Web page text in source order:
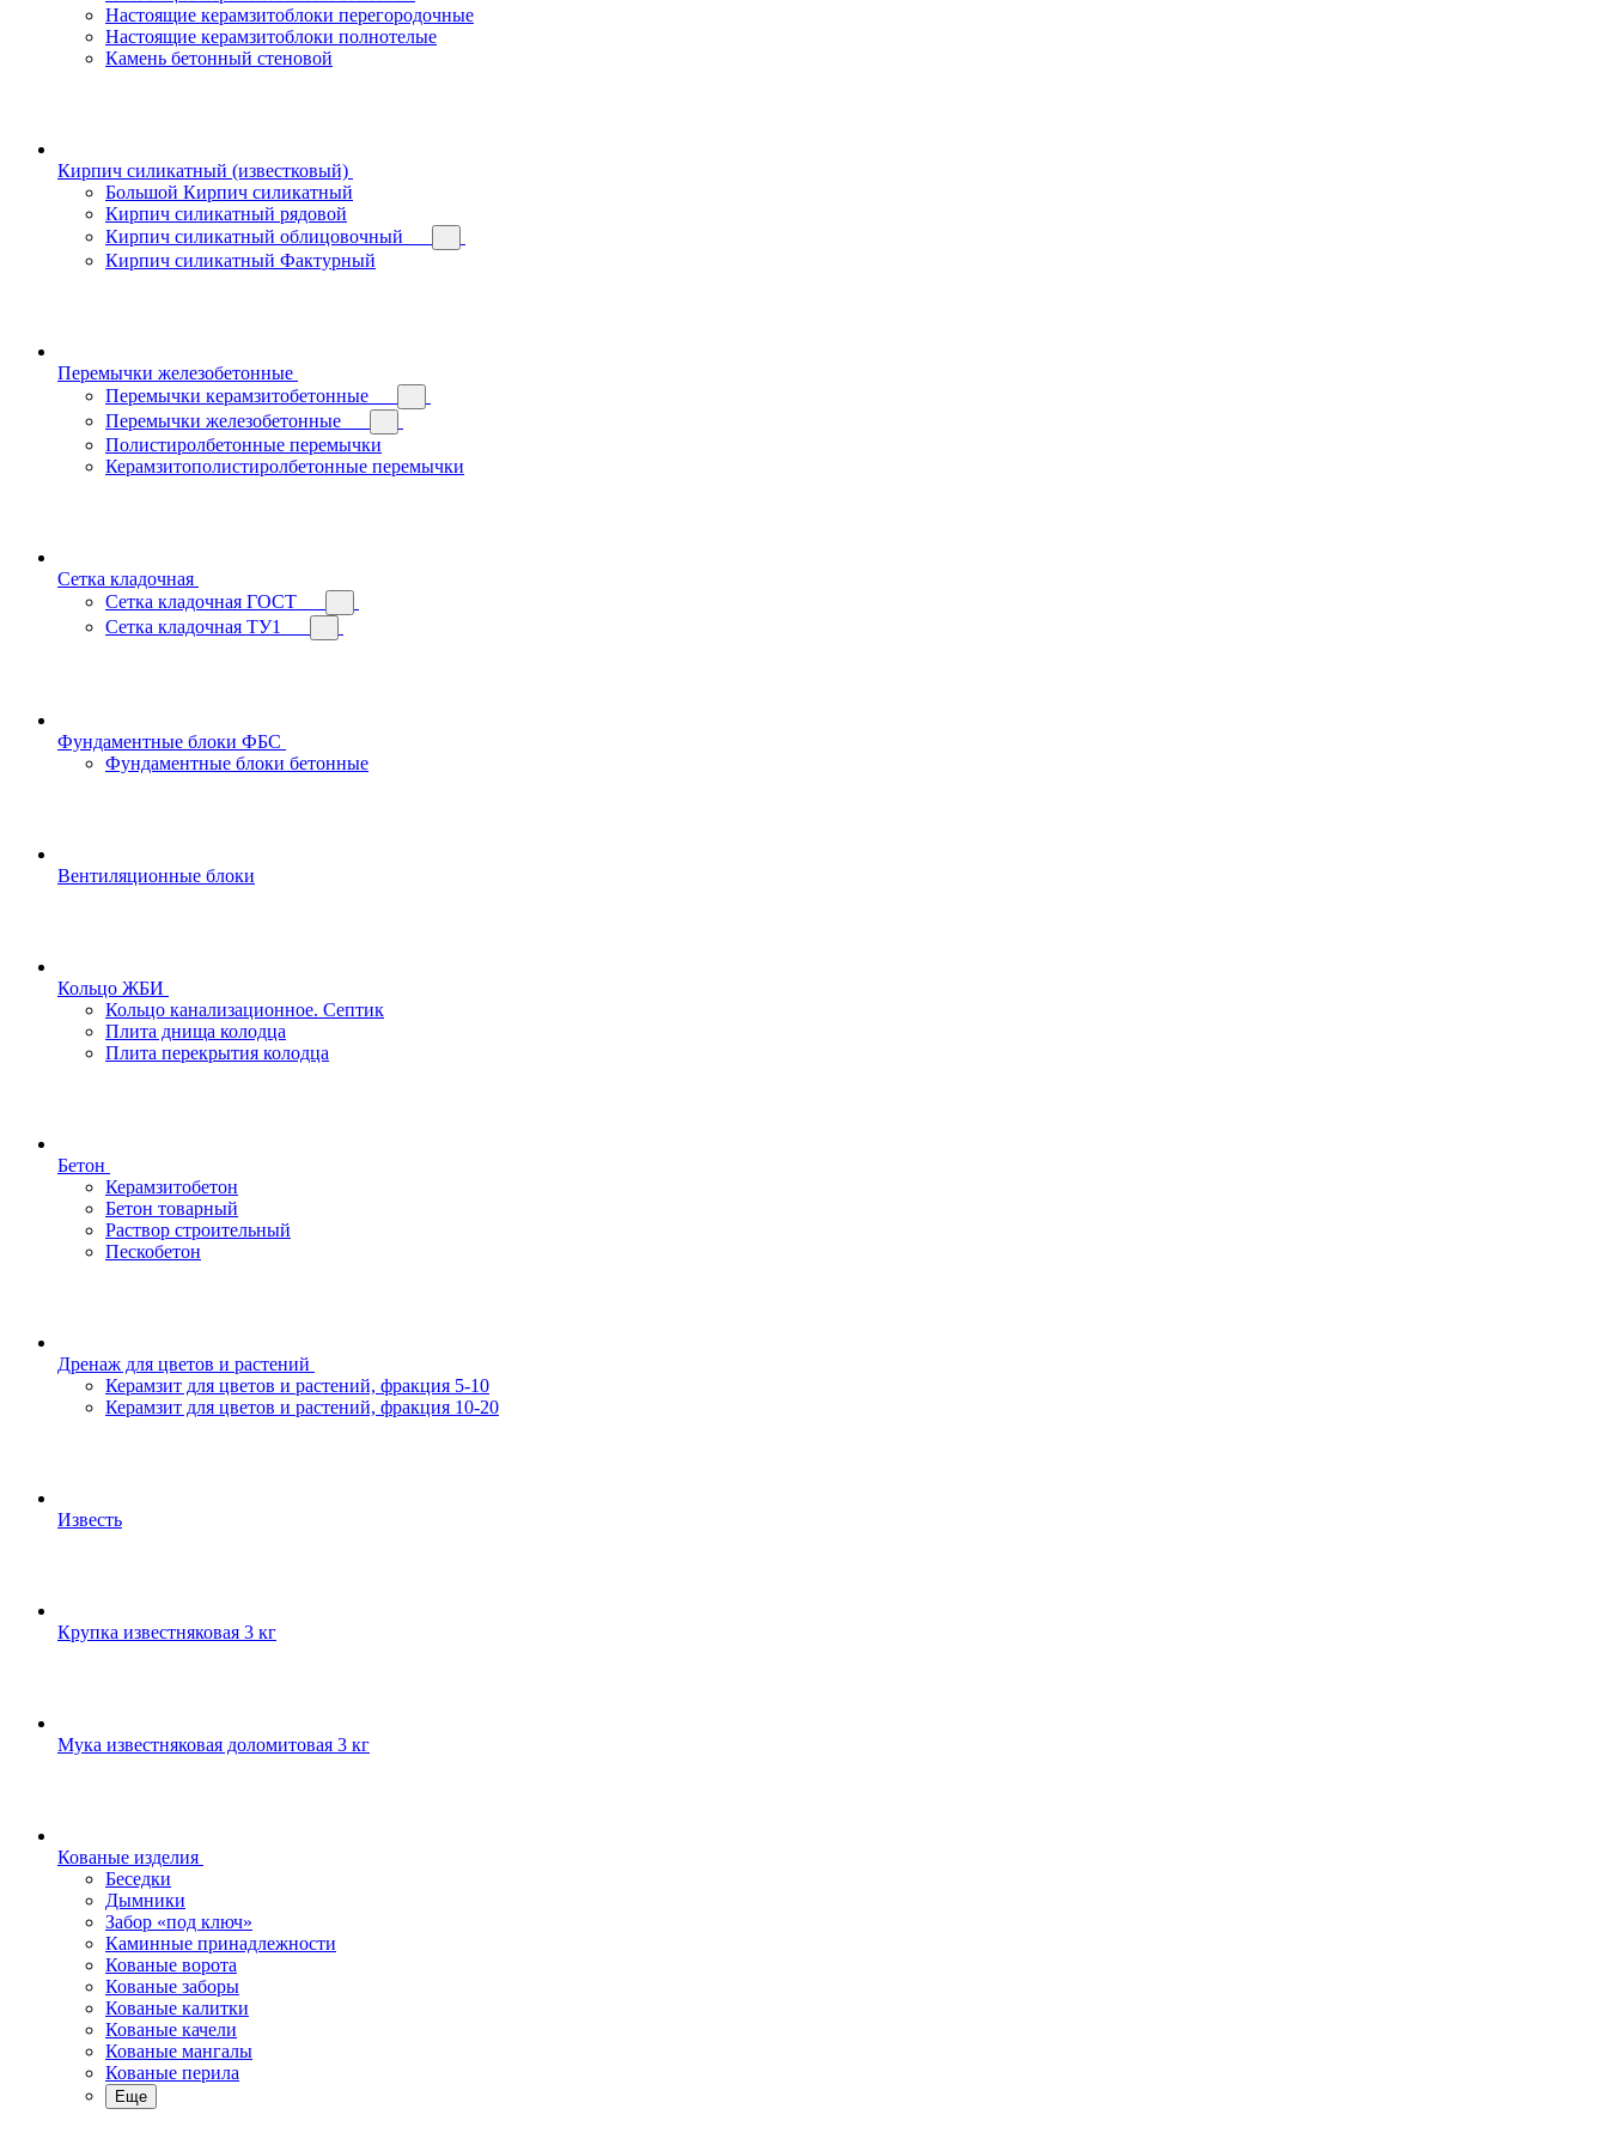
Настоящие керамзитоблоки перегородочные
Настоящие керамзитоблоки полнотелые
Камень бетонный стеновой
Кирпич силикатный (известковый)
Большой Кирпич силикатный
Кирпич силикатный рядовой
Кирпич силикатный облицовочный
Кирпич силикатный Фактурный
Перемычки железобетонные
Перемычки керамзитобетонные
Перемычки железобетонные
Полистиролбетонные перемычки
Керамзитополистиролбетонные перемычки
Сетка кладочная
Сетка кладочная ГОСТ
Сетка кладочная ТУ1
Фундаментные блоки ФБС
Фундаментные блоки бетонные
Вентиляционные блоки
Кольцо ЖБИ
Кольцо канализационное. Септик
Плита днища колодца
Плита перекрытия колодца
Бетон
Керамзитобетон
Бетон товарный
Раствор строительный
Пескобетон
Дренаж для цветов и растений
Керамзит для цветов и растений, фракция 5-10
Керамзит для цветов и растений, фракция 10-20
Известь
Крупка известняковая 3 кг
Мука известняковая доломитовая 3 кг
Кованые изделия
Беседки
Дымники
Забор «под ключ»
Каминные принадлежности
Кованые ворота
Кованые заборы
Кованые калитки
Кованые качели
Кованые мангалы
Кованые перила
Еще